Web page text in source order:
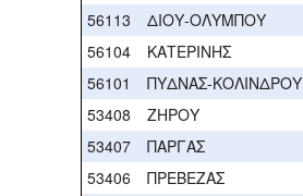
56113
ΔΙΟΥ-ΟΛΥΜΠΟΥ
56104
ΚΑΤΕΡΙΝΗΣ
56101
ΠΥΔΝΑΣ-ΚΟΛΙΝΔΡΟΥ
53408
ΖΗΡΟΥ
53407
ΠΑΡΓΑΣ
53406
ΠΡΕΒΕΖΑΣ